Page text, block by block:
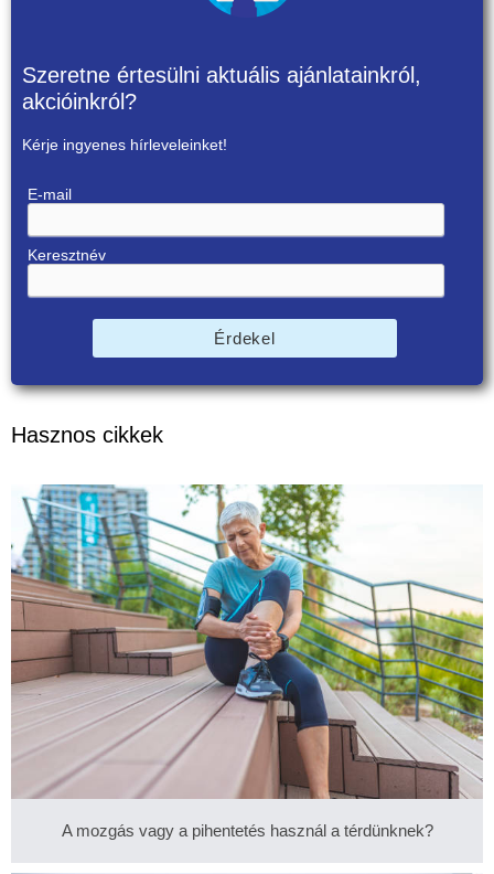
Szeretne értesülni aktuális ajánlatainkról,
akcióinkról?
Kérje ingyenes hírleveleinket!
E-mail
Keresztnév
Érdekel
Hasznos cikkek
A mozgás vagy a pihentetés használ a térdünknek?